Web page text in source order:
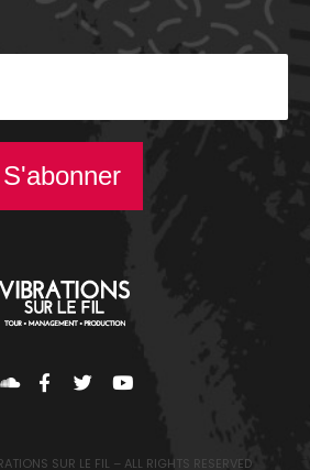
S'abonner
SUR LE FIL – ALL RIGHTS RESERVED